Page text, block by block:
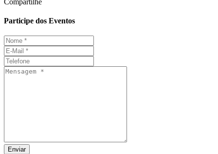
Participe dos Eventos
Enviar